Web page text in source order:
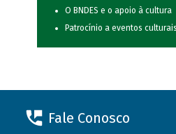
O BNDES e o apoio à cultura
Patrocínio a eventos culturais
Fale Conosco